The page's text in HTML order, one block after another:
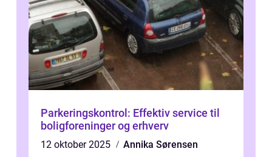
Parkeringskontrol: Effektiv service til
boligforeninger og erhverv
12 oktober 2025
Annika Sørensen